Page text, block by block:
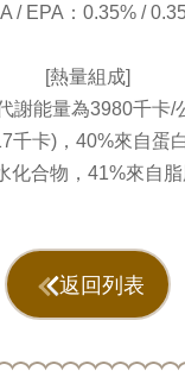
/ EPA：0.35% /
[熱量組成]
謝能量為3980千卡/
千卡)，40%來自蛋
化合物，41%來自
返回列表